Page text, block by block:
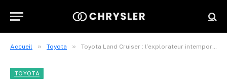
Accueil » Toyota » Toyota Land Cruiser : l’explorateur intemporel revient en 2025
TOYOTA